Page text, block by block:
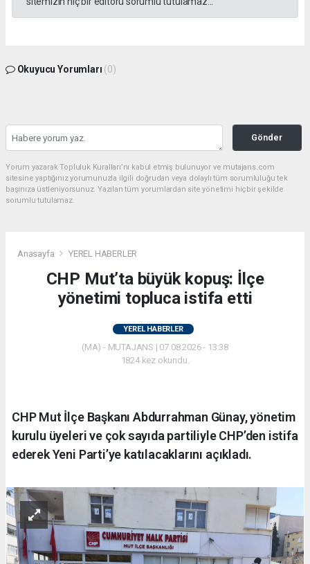
Okuyucu Yorumları (0)
Gönder
Yorum yazarak Topluluk Kuralları’nı kabul etmiş bulunuyor ve mutajans.com
sitesine yaptığınız yorumunuzla ilgili doğrudan veya dolaylı tüm sorumluluğu tek
başınıza üstleniyorsunuz. Yazılan tüm yorumlardan site yönetimi hiçbir şekilde
sorumlu tutulamaz.
Anasayfa YEREL HABERLER
CHP Mut’ta büyük kopuş: İlçe
yönetimi topluca istifa etti
YEREL HABERLER
(MA) - MUTAJANS | 07.08.2026 - 13:38
1824 kez okundu.
CHP Mut İlçe Başkanı Abdurrahman Günay, yönetim
kurulu üyeleri ve çok sayıda partiliyle CHP’den istifa
ederek Yeni Parti’ye katılacaklarını açıkladı.